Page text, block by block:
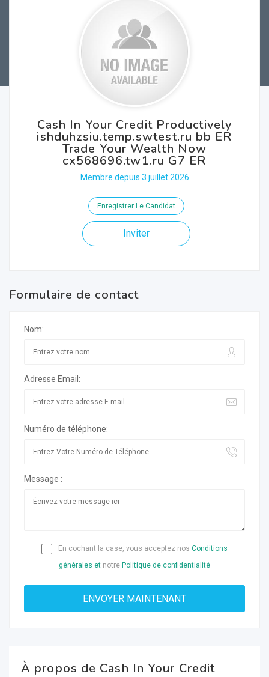
Cash In Your Credit Productively
ishduhzsiu.temp.swtest.ru bb ER
Trade Your Wealth Now
cx568696.tw1.ru G7 ER
Membre depuis 3 juillet 2026
Enregistrer Le Candidat
Inviter
Formulaire de contact
Nom:
Adresse Email:
Numéro de téléphone:
Message :
En cochant la case, vous acceptez nos Conditions
générales et notre Politique de confidentialité
À propos de Cash In Your Credit